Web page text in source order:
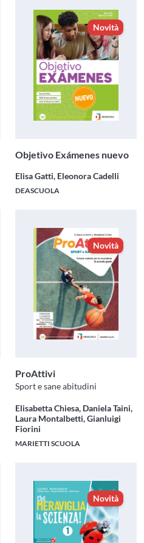
Novità
Objetivo Exámenes nuevo
Elisa Gatti, Eleonora Cadelli
DEASCUOLA
Novità
ProAttivi
Sport e sane abitudini
Elisabetta Chiesa, Daniela Taini,
Laura Montalbetti, Gianluigi
Fiorini
MARIETTI SCUOLA
Novità